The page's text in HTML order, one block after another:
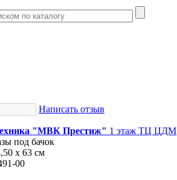
Написать отзыв
"МВК Престиж" 1 этаж ТЦ ЦДМ
под бачок
x 63 см
00